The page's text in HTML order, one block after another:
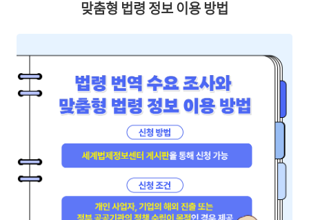
맞춤형 법령 정보 이용 방법